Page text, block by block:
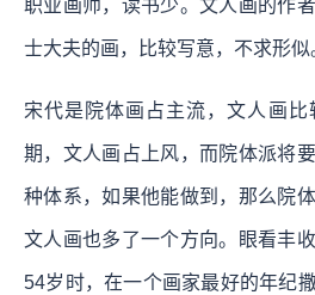
职业画师，读书少。文人画的作
士大夫的画，比较写意，不求形似
宋代是院体画占主流，文人画
期，文人画占上风，而院体派将
种体系，如果他能做到，那么院
文人画也多了一个方向。眼看丰
54岁时，在一个画家最好的年纪